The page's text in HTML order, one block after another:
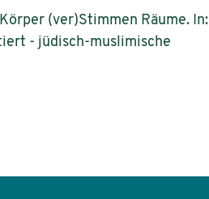
(ver)Stimmen Räume. In:
- jüdisch-muslimische